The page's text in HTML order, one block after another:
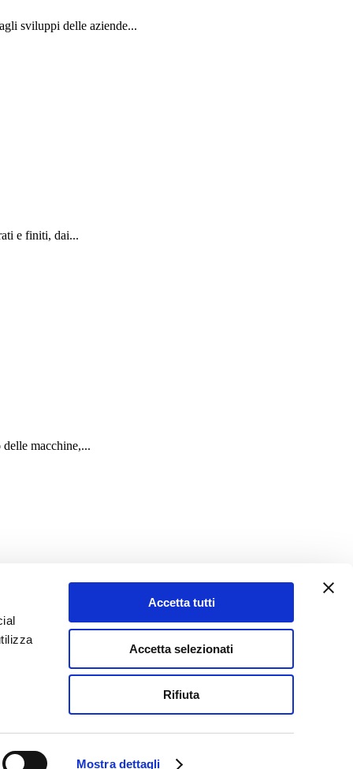
Mostra dettagli
Accetta tutti
Accetta selezionati
Rifiuta
sviluppi delle aziende...
e finiti, dai...
macchine,...